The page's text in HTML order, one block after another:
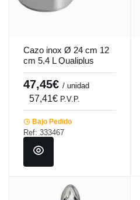
Cazo inox Ø 24 cm 12
cm 5,4 L Qualiplus
Pro.cooker
47,45€ / unidad
57,41€ P.V.P.
Bajo Pedido
Ref: 333467